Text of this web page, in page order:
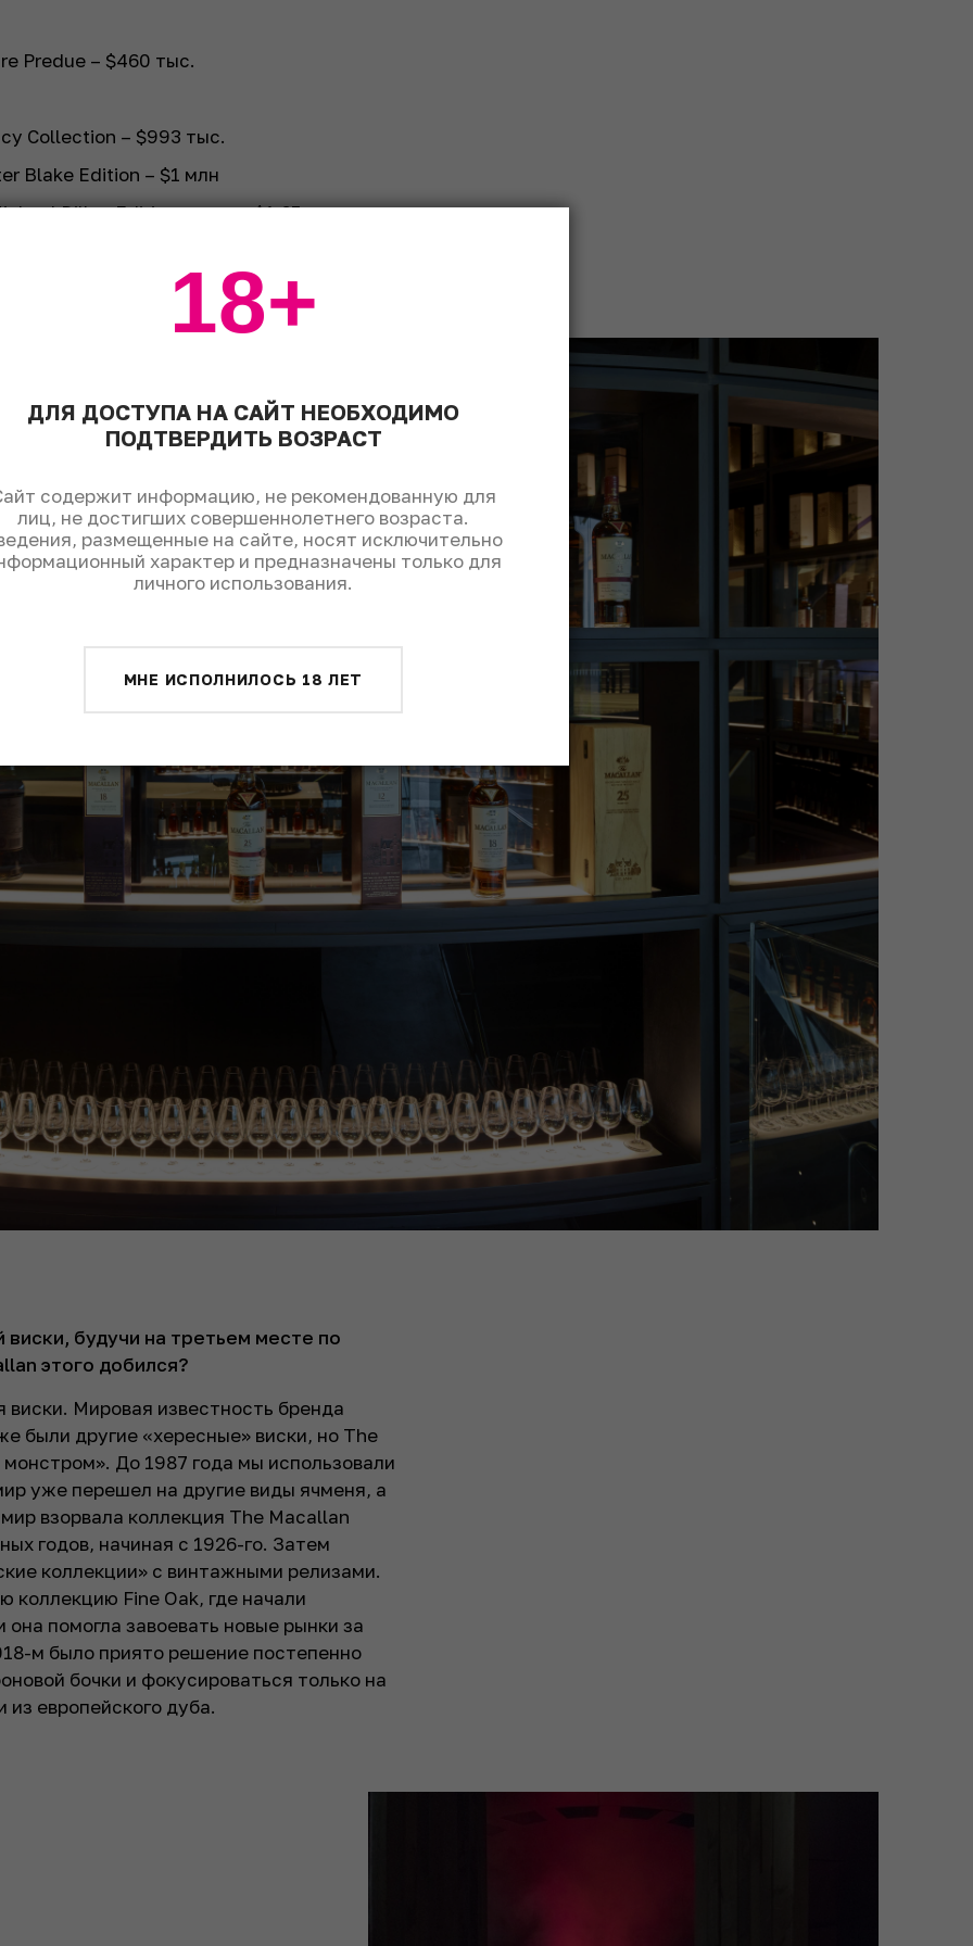
Predue – $460 тыс.
Collection – $993 тыс.
Blake Edition – $1 млн
Dillon Edition – около $1,65 млн
будучи на третьем месте по
этого добился?
виски. Мировая известность бренда
были другие «хересные» виски, но The
До 1987 года мы использовали
уже перешел на другие виды ячменя, а
взорвала коллекция The Macallan
годов, начиная с 1926-го. Затем
коллекции» с винтажными релизами.
коллекцию Fine Oak, где начали
помогла завоевать новые рынки за
м было приято решение постепенно
бочки и фокусироваться только на
из европейского дуба.
ДЛЯ ДОСТУПА НА САЙТ НЕОБХОДИМО
ПОДТВЕРДИТЬ ВОЗРАСТ
содержит информацию, не рекомендованную для
лиц, не достигших совершеннолетнего возраста.
размещенные на сайте, носят исключительно
характер и предназначены только для
личного использования.
МНЕ ИСПОЛНИЛОСЬ 18 ЛЕТ
18+